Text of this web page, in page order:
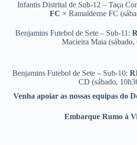
Infantis Distrital de Sub-12 – Taça
FC × Ramaldense FC
Benjamins Futebol de Sete – Sub-11:
Macieira Maia (sábado,
Benjamins Futebol de Sete – Sub-10:
CD (sábado,
Venha apoiar as nossas equipas do
Embarque Rumo à